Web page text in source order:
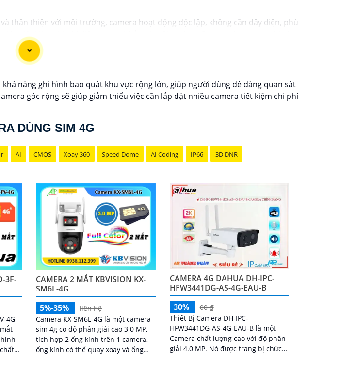
thân thiện với môi trường, camera hoạt động độc lập, không cần dây điện, phù
hiện chuyển động. Đây là lựa chọn lý tưởng để giám sát an ninh tại nhà ở,
năng ghi hình bao quát khu vực rộng lớn, giúp người dùng dễ dàng quan sát
góc rộng sẽ giúp giảm thiểu việc cần lắp đặt nhiều camera tiết kiệm chi phí
DÙNG SIM 4G
AI CMOS Xoay 360 Speed Dome AI Coding IP66 3D DNR
3F-
4G
CAMERA 2 MẮT KBVISION KX-
SM6L-4G
5%-35%
liên hệ
Camera KX-SM6L-4G là một camera
sim 4g có độ phân giải cao 3.0 MP,
tích hợp 2 ống kính trên 1 camera,
ống kính có thể quay xoay và ống
CAMERA 4G DAHUA DH-IPC-
HFW3441DG-AS-4G-EAU-B
30%
00 ₫
Thiết Bị Camera DH-IPC-
HFW3441DG-AS-4G-EAU-B là một
Camera chất lượng cao với độ phân
giải 4.0 MP. Nó được trang bị chức